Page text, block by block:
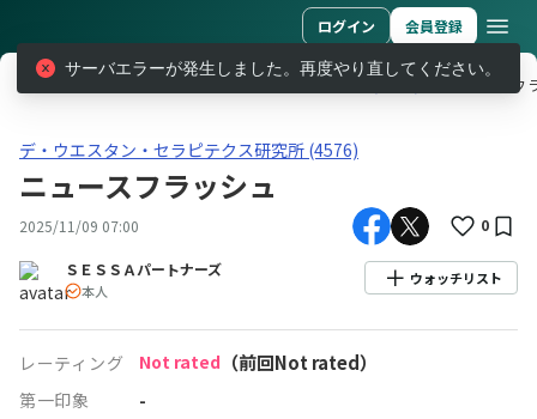
ログイン 会員登録
レポート ニュースフ
デ・ウエスタン・セラピテクス研究所(4576)ニュースフラッシュ
デ・ウエスタン・セラピテクス研究所 (4576)
ニュースフラッシュ
2025/11/09 07:00 0
ＳＥＳＳＡパートナーズ
本人
ウォッチリスト
レーティング Not rated （前回Not rated）
第一印象 -
サーバエラーが発生しました。再度やり直してください。